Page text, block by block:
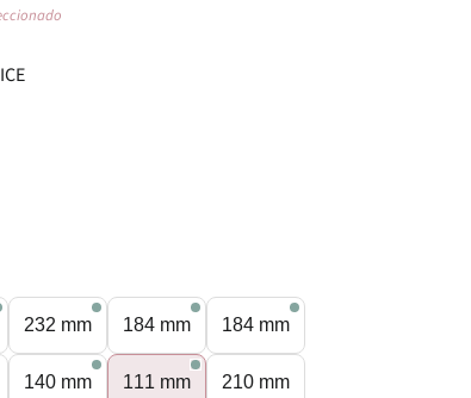
232 mm 184 mm 184 mm
140 mm 111 mm 210 mm